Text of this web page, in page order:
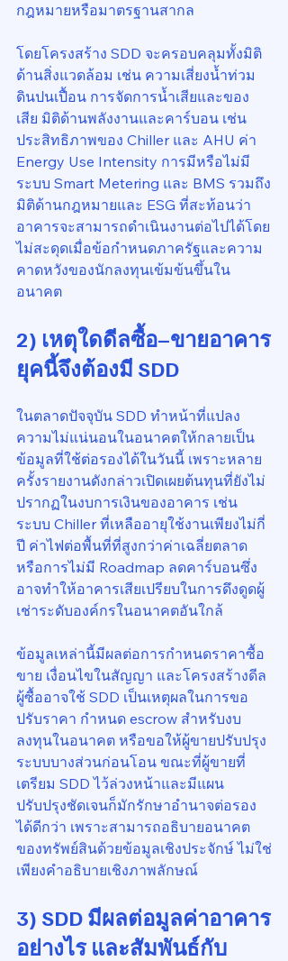
กฎหมายหรือมาตรฐานสากล
โดยโครงสร้าง SDD จะครอบคลุมทั้งมิติ
ด้านสิ่งแวดล้อม เช่น ความเสี่ยงน้ำท่วม
ดินปนเปื้อน การจัดการน้ำเสียและของ
เสีย มิติด้านพลังงานและคาร์บอน เช่น
ประสิทธิภาพของ Chiller และ AHU ค่า
Energy Use Intensity การมีหรือไม่มี
ระบบ Smart Metering และ BMS รวมถึง
มิติด้านกฎหมายและ ESG ที่สะท้อนว่า
อาคารจะสามารถดำเนินงานต่อไปได้โดย
ไม่สะดุดเมื่อข้อกำหนดภาครัฐและความ
คาดหวังของนักลงทุนเข้มข้นขึ้นใน
อนาคต
2) เหตุใดดีลซื้อ–ขายอาคาร
ยุคนี้จึงต้องมี SDD
ในตลาดปัจจุบัน SDD ทำหน้าที่แปลง
ความไม่แน่นอนในอนาคตให้กลายเป็น
ข้อมูลที่ใช้ต่อรองได้ในวันนี้ เพราะหลาย
ครั้งรายงานดังกล่าวเปิดเผยต้นทุนที่ยังไม่
ปรากฏในงบการเงินของอาคาร เช่น
ระบบ Chiller ที่เหลืออายุใช้งานเพียงไม่กี่
ปี ค่าไฟต่อพื้นที่ที่สูงกว่าค่าเฉลี่ยตลาด
หรือการไม่มี Roadmap ลดคาร์บอนซึ่ง
อาจทำให้อาคารเสียเปรียบในการดึงดูดผู้
เช่าระดับองค์กรในอนาคตอันใกล้
ข้อมูลเหล่านี้มีผลต่อการกำหนดราคาซื้อ
ขาย เงื่อนไขในสัญญา และโครงสร้างดีล
ผู้ซื้ออาจใช้ SDD เป็นเหตุผลในการขอ
ปรับราคา กำหนด escrow สำหรับงบ
ลงทุนในอนาคต หรือขอให้ผู้ขายปรับปรุง
ระบบบางส่วนก่อนโอน ขณะที่ผู้ขายที่
เตรียม SDD ไว้ล่วงหน้าและมีแผน
ปรับปรุงชัดเจนก็มักรักษาอำนาจต่อรอง
ได้ดีกว่า เพราะสามารถอธิบายอนาคต
ของทรัพย์สินด้วยข้อมูลเชิงประจักษ์ ไม่ใช่
เพียงคำอธิบายเชิงภาพลักษณ์
3) SDD มีผลต่อมูลค่าอาคาร
อย่างไร และสัมพันธ์กับ